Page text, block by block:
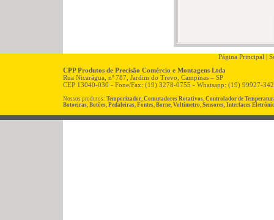
Página Principal |
CPP Produtos de Precisão Comércio e Montagens Ltda
Rua Nicarágua, nº 787, Jardim do Trevo, Campinas – SP
CEP 13040-030 - Fone/Fax: (19) 3278-0755 - Whatsapp: (19) 99927-
Nossos produtos: Temporizador, Comutadores Rotativos, Controlador de
Botoeiras, Botões, Pedaleiras, Fontes, Borne, Voltímetro, Sensores, Interfaces